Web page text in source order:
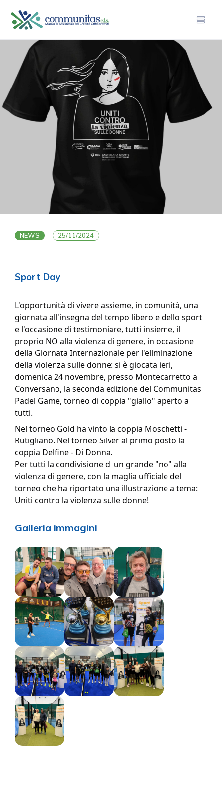
NEWS 25/11/2024
Sport Day
L'opportunità di vivere assieme, in comunità, una
giornata all'insegna del tempo libero e dello sport
e l'occasione di testimoniare, tutti insieme, il
proprio NO alla violenza di genere, in occasione
della Giornata Internazionale per l'eliminazione
della violenza sulle donne: si è giocata ieri,
domenica 24 novembre, presso Montecarretto a
Conversano, la seconda edizione del Communitas
Padel Game, torneo di coppia "giallo" aperto a
tutti.
Nel torneo Gold ha vinto la coppia Moschetti -
Rutigliano. Nel torneo Silver al primo posto la
coppia Delfine - Di Donna.
Per tutti la condivisione di un grande "no" alla
violenza di genere, con la maglia ufficiale del
torneo che ha riportato una illustrazione a tema:
Uniti contro la violenza sulle donne!
Galleria immagini